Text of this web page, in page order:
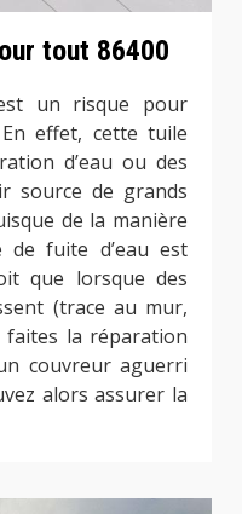
tout 86400
un risque pour
effet, cette tuile
d’eau ou des
source de grands
de la manière
de fuite d’eau est
que lorsque des
(trace au mur,
la réparation
couvreur aguerri
alors assurer la